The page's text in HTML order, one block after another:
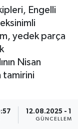
Engelli
yedek parça
Nisan
tamirini
12.08.2025 -
GÜNCELLEME